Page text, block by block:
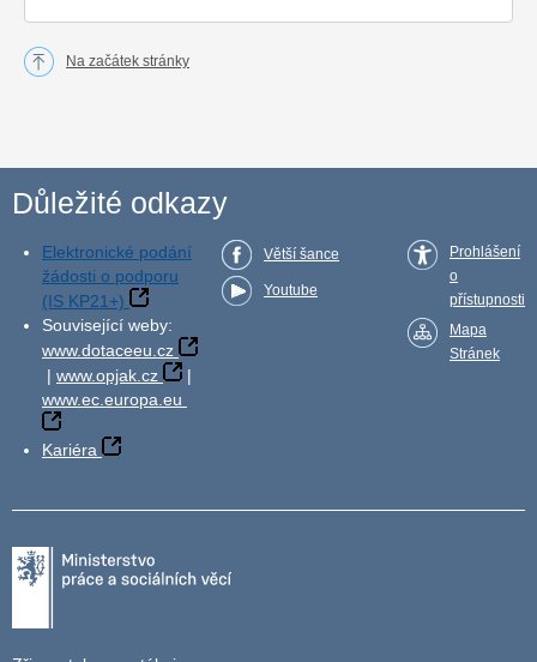
Na začátek stránky
Důležité odkazy
Elektronické podání
žádosti o podporu
(IS KP21+)
Související weby:
www.dotaceeu.cz
| www.opjak.cz
|
www.ec.europa.eu
Kariéra
Větší šance
Youtube
Prohlášení
o
přístupnosti
Mapa
Stránek